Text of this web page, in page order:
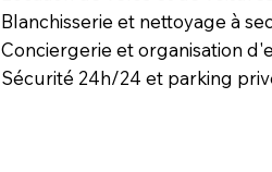
Blanchisserie et nettoyage à sec
Conciergerie et organisation
Sécurité 24h/24 et parking